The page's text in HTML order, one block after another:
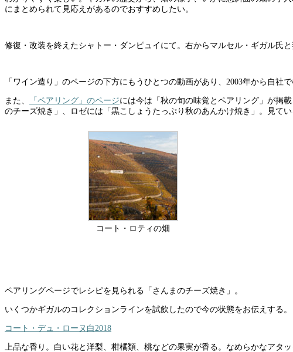
にまとめられて見応えがあるのでおすすめしたい。
修復・改装を終えたシャトー・ダンピュイにて。右からマルセル・ギガル氏
「ワイン造り」のページの下方にもうひとつの動画があり、2003年から自社
また、 「ペアリング」のページには今は「秋の旬の味覚とペアリング」が掲
のチーズ焼き」、ロゼには「黒こしょうたっぷり秋のあんかけ焼き」。見て
コート・ロティの畑
ペアリングページでレシピを見られる「さんまのチーズ焼き」。
いくつかギガルのコレクションラインを試飲したので今の状態をお伝えする。
コート・デュ・ローヌ白2018
上品な香り。白い花と洋梨、柑橘類、桃などの果実が香る。なめらかなア